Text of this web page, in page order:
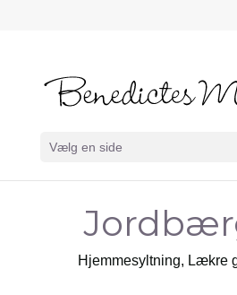
Vælg en side
Hjemmesyltning, Lækre